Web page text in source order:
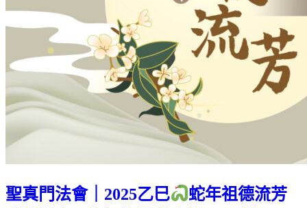
聖真門法會｜2025乙巳
蛇年祖德流芳